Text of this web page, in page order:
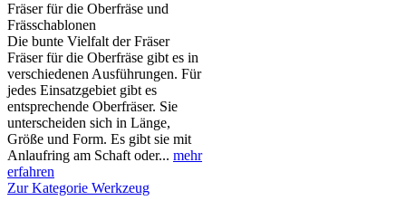
Fräser für die Oberfräse und
Frässchablonen
Die bunte Vielfalt der Fräser
Fräser für die Oberfräse gibt es in
verschiedenen Ausführungen. Für
jedes Einsatzgebiet gibt es
entsprechende Oberfräser. Sie
unterscheiden sich in Länge,
Größe und Form. Es gibt sie mit
Anlaufring am Schaft oder... mehr
erfahren
Zur Kategorie Werkzeug